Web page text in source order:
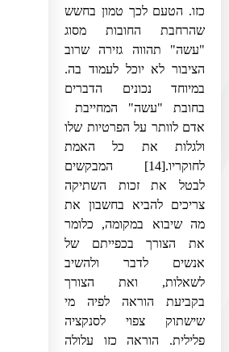
כזו. הטעם לכך טמון בחשש
שהרחבת החובות מסוג
"עשה" תהווה גזירה שרוב
הציבור לא יוכל לעמוד בה.
במיוחד נכונים הדברים
בחובת "עשה" המחייבת
אדם לוותר על הפרטיות שלו
ולגלות את כל האמת
לחוקריו.[14]
המבקשים
לבטל את זכות השתיקה
צריכים להביא בחשבון את
מה שיבוא במקומה, כלומר
את הצורך בכפייתם של
אנשים לדבר ולהשיב
לשאלות, ואת הצורך
בקביעת הוראה לפיה מי
שישתוק צפוי לסנקציה
פלילית. הוראה כזו עלולה